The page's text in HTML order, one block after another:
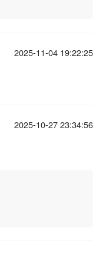
2025-11-04 19:22:25
2025-10-27 23:34:56